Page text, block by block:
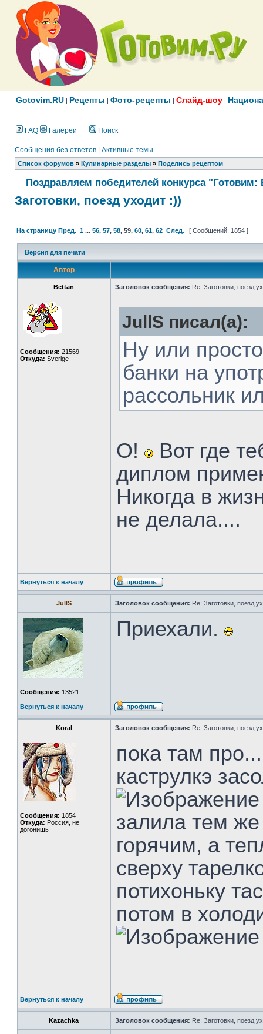
Gotovim.RU | Рецепты | Фото-рецепты | Слайд-шоу |
FAQ Галереи Поиск
Сообщения без ответов Активные темы
Список форумов » Кулинарные разделы » Поделись рецептом
Поздравляем победителей конкурса
Заготовки, поезд уходит :))
На страницу Пред. 1 ... 56, 57, 58, 59, 60, 61, 62 След. [ Сообщений: 1854 ]
Версия для печати
Автор
Bettan Заголовок сообщения: Re: Заготовки, поезд
Сообщения: 21569
Откуда: Sverige
JullS писал(а):
Ну или
банки на
рассольник
О!
Вот где
диплом
Никогда в
не делала....
Вернуться к началу
JullS Заголовок сообщения: Re: Заготовки, поезд
Сообщения: 13521
Приехали.
Вернуться к началу
Koral Заголовок сообщения: Re: Заготовки, поезд
Сообщения: 1854
Откуда: Россия, не
догонишь
пока там
каструлкэ
залила тем
горячим, а
сверху
потихоньку
потом в
Вернуться к началу
Kazachka Заголовок сообщения: Re: Заготовки, поезд